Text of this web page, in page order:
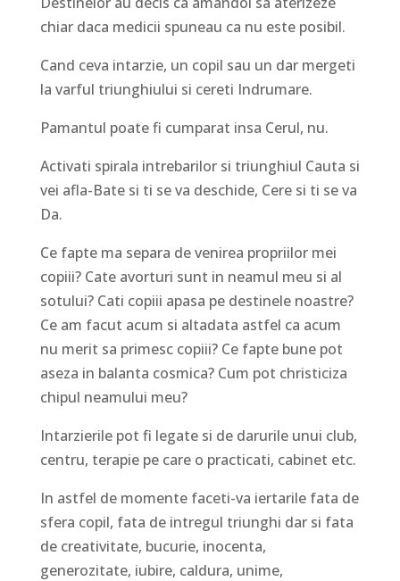
chiar daca medicii spuneau ca nu este posibil.
Cand ceva intarzie, un copil sau un dar mergeti
la varful triunghiului si cereti Indrumare.
Pamantul poate fi cumparat insa Cerul, nu.
Activati spirala intrebarilor si triunghiul Cauta si
vei afla-Bate si ti se va deschide, Cere si ti se va
Da.
Ce fapte ma separa de venirea propriilor mei
copiii? Cate avorturi sunt in neamul meu si al
sotului? Cati copiii apasa pe destinele noastre?
Ce am facut acum si altadata astfel ca acum
nu merit sa primesc copiii? Ce fapte bune pot
aseza in balanta cosmica? Cum pot christiciza
chipul neamului meu?
Intarzierile pot fi legate si de darurile unui club,
centru, terapie pe care o practicati, cabinet etc.
In astfel de momente faceti-va iertarile fata de
sfera copil, fata de intregul triunghi dar si fata
de creativitate, bucurie, inocenta,
generozitate, iubire, caldura, unime,